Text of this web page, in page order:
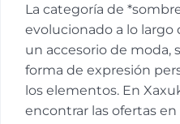
La categoría de
evolucionado a lo largo
un accesorio de moda,
forma de expresión
los elementos. En
encontrar las ofertas